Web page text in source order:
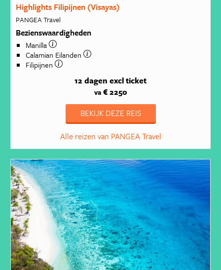
Highlights Filipijnen (Visayas)
PANGEA Travel
Bezienswaardigheden
Manilla
Calamian Eilanden
Filipijnen
12 dagen excl ticket
va€ 2250
BEKIJK DEZE REIS
Alle reizen van PANGEA Travel